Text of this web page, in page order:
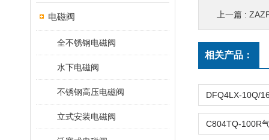
电磁阀
全不锈钢电磁阀
水下电磁阀
不锈钢高压电磁阀
立式安装电磁阀
上一篇 :
相关产品：